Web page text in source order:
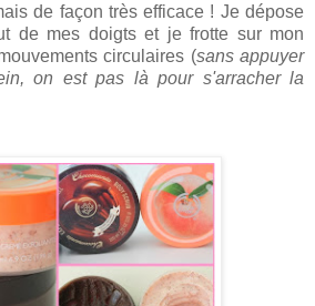
de façon très efficace ! Je dépose
de mes doigts et je frotte sur mon
circulaires (sans appuyer
on est pas là pour s'arracher la